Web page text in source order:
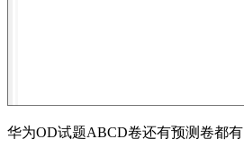
华为OD试题ABCD卷还有预测卷都有